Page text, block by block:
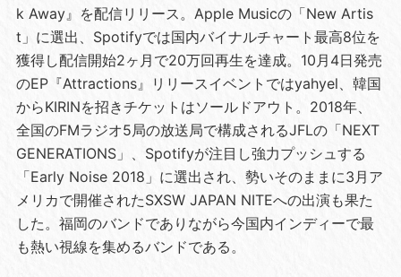
k Away』を配信リリース。Apple Musicの「New Artis
t」に選出、Spotifyでは国内バイナルチャート最高8位を
獲得し配信開始2ヶ月で20万回再生を達成。10月4日発売
のEP『Attractions』リリースイベントではyahyel、韓国
からKIRINを招きチケットはソールドアウト。2018年、
全国のFMラジオ5局の放送局で構成されるJFLの「NEXT
GENERATIONS」、Spotifyが注目し強力プッシュする
「Early Noise 2018」に選出され、勢いそのままに3月ア
メリカで開催されたSXSW JAPAN NITEへの出演も果た
した。福岡のバンドでありながら今国内インディーで最
も熱い視線を集めるバンドである。